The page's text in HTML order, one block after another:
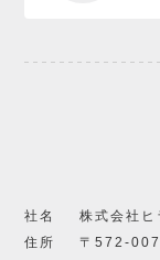
社名
株式会社ヒ
住所
〒572-